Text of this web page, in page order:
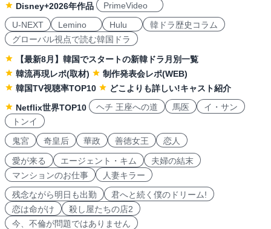
Disney+2026年作品
PrimeVideo
U-NEXT
Lemino Hulu
韓ドラ歴史コラム
グローバル視点で読む韓国ドラ
【最新8月】韓国でスタートの新韓ドラ月別一覧
韓流再現レポ(取材)
制作発表会レポ(WEB)
韓国TV視聴率TOP10
どこよりも詳しい!キャスト紹介
Netflix世界TOP10
ヘチ 王座への道 馬医
イ・サン
トンイ
鬼宮
奇皇后 華政 善徳女王 恋人
愛が来る エージェント・キム
夫婦の結末
マンションのお仕事
人妻キラー
残念ながら明日も出勤
君へと続く僕のドリーム!
恋は命がけ
殺し屋たちの店2
今、不倫が問題ではありません